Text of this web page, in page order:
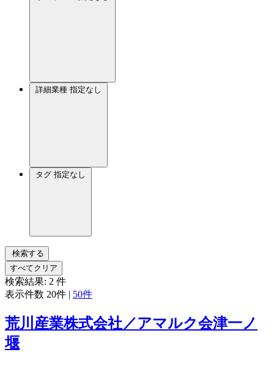
詳細業種 指定なし
タグ 指定なし
検索する
すべてクリア
検索結果: 2 件
表示件数 20件 | 50件
荒川産業株式会社／アマルク会津一ノ
堰